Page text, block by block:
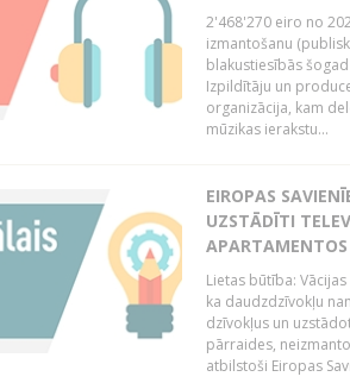
2'468'270 eiro no
izmantošanu
blakustiesībās
Izpildītāju un
organizācija, kam
mūzikas ierakstu...
EIROPAS
UZSTĀDĪTI
Lietas būtība:
ka daudzdzīvokļu
dzīvokļus un
pārraides,
atbilstoši Eiropas